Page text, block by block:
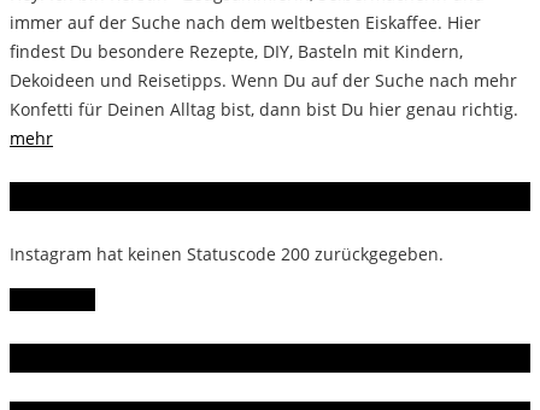
immer auf der Suche nach dem weltbesten Eiskaffee. Hier
findest Du besondere Rezepte, DIY, Basteln mit Kindern,
Dekoideen und Reisetipps. Wenn Du auf der Suche nach mehr
Konfetti für Deinen Alltag bist, dann bist Du hier genau richtig.
mehr
Instagram hat keinen Statuscode 200 zurückgegeben.